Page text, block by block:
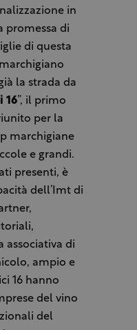
in
promessa di
di questa
la strada da
16”, il primo
per la
marchigiane
e grandi.
presenti, è
dell’Imt di
associativa di
ampio e
16 hanno
del vino
del